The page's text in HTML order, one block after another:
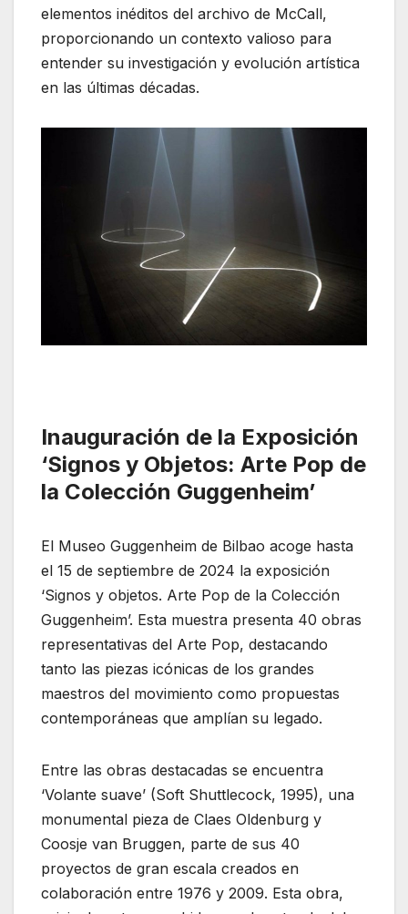
elementos inéditos del archivo de McCall,
proporcionando un contexto valioso para
entender su investigación y evolución artística
en las últimas décadas.
Inauguración de la Exposición
‘Signos y Objetos: Arte Pop de
la Colección Guggenheim’
El Museo Guggenheim de Bilbao acoge hasta
el 15 de septiembre de 2024 la exposición
‘Signos y objetos. Arte Pop de la Colección
Guggenheim’. Esta muestra presenta 40 obras
representativas del Arte Pop, destacando
tanto las piezas icónicas de los grandes
maestros del movimiento como propuestas
contemporáneas que amplían su legado.
Entre las obras destacadas se encuentra
‘Volante suave’ (Soft Shuttlecock, 1995), una
monumental pieza de Claes Oldenburg y
Coosje van Bruggen, parte de sus 40
proyectos de gran escala creados en
colaboración entre 1976 y 2009. Esta obra,